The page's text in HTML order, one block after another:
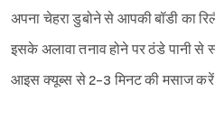
अपना चेहरा डुबोने से आपकी बॉडी का
इसके अलावा तनाव होने पर ठंडे पानी
आइस क्यूब्स से 2-3 मिनट की मसाज